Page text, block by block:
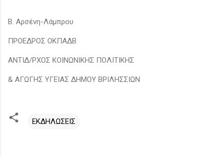
Β. Αρσένη-Λάμπρου
ΠΡΟΕΔΡΟΣ ΟΚΠΑΔΒ
ΑΝΤΙΔ/ΡΧΟΣ ΚΟΙΝΩΝΙΚΗΣ ΠΟΛΙΤΙΚΗΣ
& ΑΓΩΓΗΣ ΥΓΕΙΑΣ ΔΗΜΟΥ ΒΡΙΛΗΣΣΙΩΝ
ΕΚΔΗΛΩΣΕΙΣ